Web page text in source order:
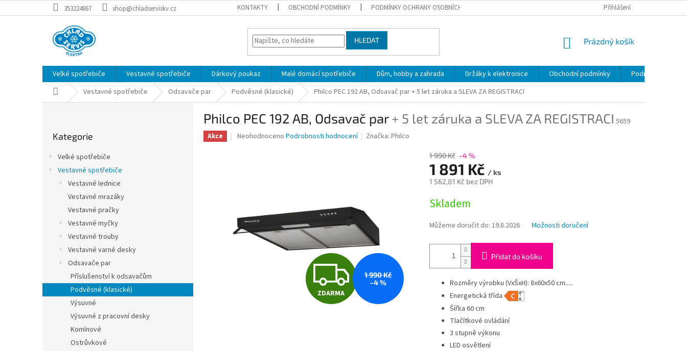
na
353224867 shop@chladserviskv.cz KONTAKTY OBCHODNÍ PODMÍNKY PODMÍNKY OCHRANY OSOBNÍCH ÚDAJŮ Přihlášení
HLEDAT
NÁKUPNÍ
Prázdný košík
Velké spotřebiče Vestavné spotřebiče Dárkový poukaz Malé domácí spotřebiče Dům, hobby a zahrada Držáky k elektronice Obchodní podmínky
Podmínky
Domů Vestavné spotřebiče Odsavače par Podvěsné (klasické) Philco PEC 192 AB, Odsavač par+ 5 let záruka a SLEVA ZA REGISTRACI
kategorie
Kategorie
Velké spotřebiče
Vestavné spotřebiče
Vestavné lednice
Vestavné mrazáky
Vestavné pračky
Vestavné myčky
Vestavné trouby
Vestavné varné desky
Odsavače par
Příslušenství k odsavačům
Podvěsné (klasické)
Výsuvné
Výsuvné z pracovní desky
Komínové
Ostrůvkové
Philco PEC 192 AB, Odsavač par+ 5 let záruka a SLEVA ZA REGISTRACI 5659
Akce
Průměrné
Neohodnoceno Podrobnosti hodnocení Značka:Philco
Z
D
ZDARMA
1 990 Kč
–4 %
1 990 Kč –4 %
1 891 Kč / ks
1 562,81 Kč bez DPH
cena:
Skladem
Můžeme doručit do: 19.8.2026 Možnosti doručení
Přidat do košíku
Rozměry výrobku (VxŠxH): 8x60x50 cm.....
Energetická třída
Šířka 60 cm
Tlačítkové ovládání
3 stupně výkonu
LED osvětlení